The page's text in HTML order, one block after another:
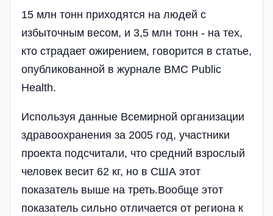
15 млн тонн приходятся на людей с
избыточным весом, и 3,5 млн тонн - на тех,
кто страдает ожирением, говорится в статье,
опубликованной в журнале BMC Public
Health.
Используя данные Всемирной организации
здравоохранения за 2005 год, участники
проекта подсчитали, что средний взрослый
человек весит 62 кг, но в США этот
показатель выше на треть.Вообще этот
показатель сильно отличается от региона к